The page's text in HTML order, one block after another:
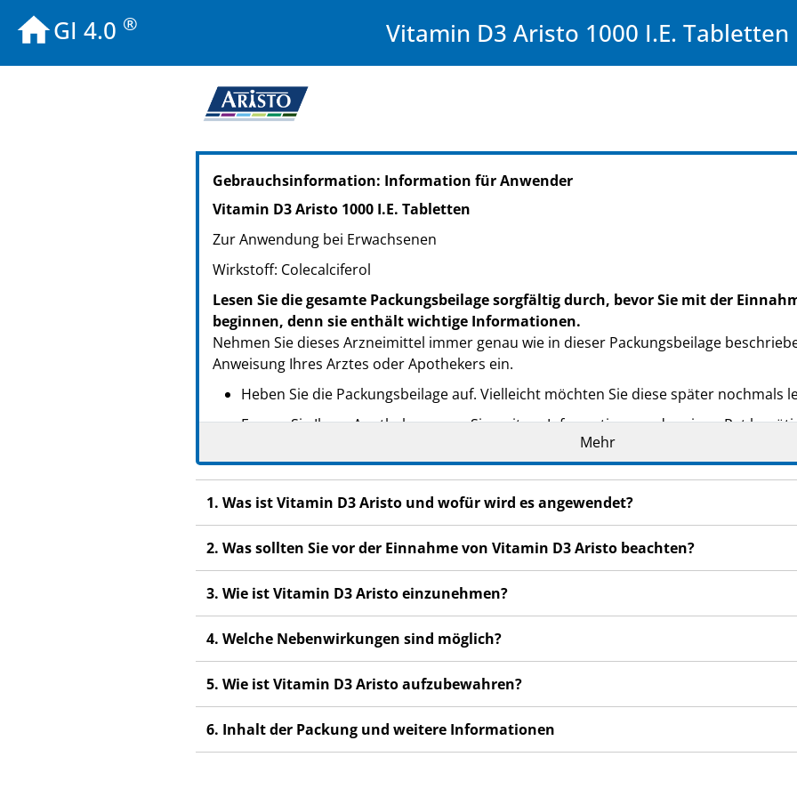
GI 4.0 ® Vitamin D3 Aristo 1000 I.E. Tabletten
PZN: 20009635
PPN: 112000963546
PZN: 20009629
Gebrauchsinformation: Information für Anwender
Vitamin D3 Aristo 1000 I.E. Tabletten
Zur Anwendung bei Erwachsenen
Wirkstoff: Colecalciferol
Lesen Sie die gesamte Packungsbeilage sorgfältig durch, bevor Sie mit der
beginnen, denn sie enthält wichtige Informationen.
Nehmen Sie dieses Arzneimittel immer genau wie in dieser Packungsbeilage
Anweisung Ihres Arztes oder Apothekers ein.
Heben Sie die Packungsbeilage auf. Vielleicht möchten Sie diese später nochmals
Fragen Sie Ihren Apotheker, wenn Sie weitere Informationen oder einen Rat
Nebenwirkungen, die nicht in dieser Packungsbeilage angegeben sind. Siehe
Wenn Sie sich nicht besser oder gar schlechter fühlen, wenden Sie sich an Ihren
Mehr
1. Was ist Vitamin D3 Aristo und wofür wird es angewendet?
2. Was sollten Sie vor der Einnahme von Vitamin D3 Aristo beachten?
3. Wie ist Vitamin D3 Aristo einzunehmen?
4. Welche Nebenwirkungen sind möglich?
5. Wie ist Vitamin D3 Aristo aufzubewahren?
6. Inhalt der Packung und weitere Informationen